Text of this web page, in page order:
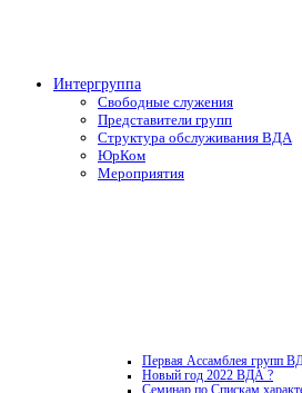
Интергруппа
Свободные служения
Представители групп
Структура обслуживания ВДА
ЮрКом
Мероприятия
Первая Ассамблея групп
Новый год 2022 ВДА ?